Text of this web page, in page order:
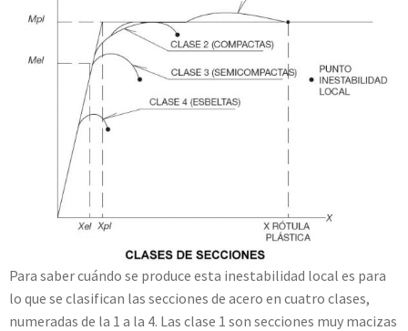
Para saber cuándo se produce esta inestabilidad local es para
lo que se clasifican las secciones de acero en cuatro clases,
numeradas de la 1 a la 4. Las clase 1 son secciones muy macizas